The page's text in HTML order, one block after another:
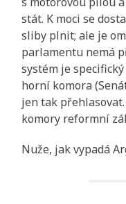
stát. K moci se
sliby plnit; ale je
parlamentu nemá
systém je
horní komora
jen tak
komory reformní
Nuže, jak vypadá